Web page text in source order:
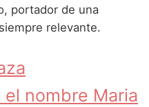
empiezan por I
empiezan por J
empiezan por K
empiezan por L
Italianos
Judios
Marroquies
Cantabros
Catalanes
Extremeños
portador de una
relevante.
nombre Maria